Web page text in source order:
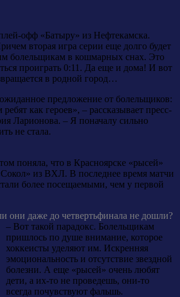
офф «Батыру» из Нефтекамска.
вторая игра серии еще долго будет
болельщикам в кошмарных снах. Это
проиграть 0:11. Да еще и дома! И вот
в родной город…
предложение от болельщиков:
как героев», – рассказывает пресс-
Ларионова. – Я поначалу сильно
не стала.
поняла, что в Красноярске «рысей»
из ВХЛ. В последнее время матчи
более посещаемыми, чем у первой
они даже до четвертьфинала не дошли?
– Вот такой парадокс. Болельщикам
пришлось по душе внимание, которое
хоккеисты уделяют им. Искренняя
эмоциональность и отсутствие звездной
болезни. А еще «рысей» очень любят
дети, а их-то не проведешь, они-то
всегда почувствуют фальшь.